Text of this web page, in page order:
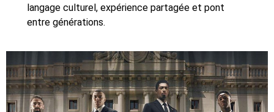
langage culturel, expérience partagée et pont
entre générations.